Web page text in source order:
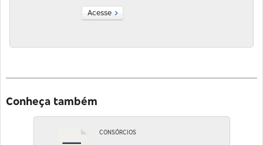
Acesse
Conheça também
CONSÓRCIOS